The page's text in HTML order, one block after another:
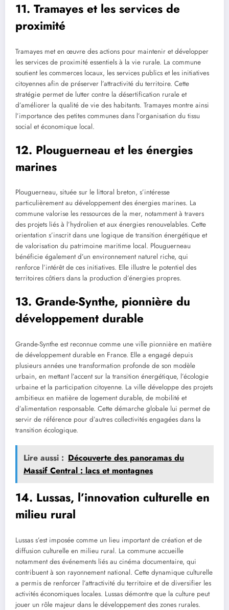
11. Tramayes et les services de
proximité
Tramayes met en œuvre des actions pour maintenir et développer
les services de proximité essentiels à la vie rurale. La commune
soutient les commerces locaux, les services publics et les initiatives
citoyennes afin de préserver l’attractivité du territoire. Cette
stratégie permet de lutter contre la désertification rurale et
d’améliorer la qualité de vie des habitants. Tramayes montre ainsi
l’importance des petites communes dans l’organisation du tissu
social et économique local.
12. Plouguerneau et les énergies
marines
Plouguerneau, située sur le littoral breton, s’intéresse
particulièrement au développement des énergies marines. La
commune valorise les ressources de la mer, notamment à travers
des projets liés à l’hydrolien et aux énergies renouvelables. Cette
orientation s’inscrit dans une logique de transition énergétique et
de valorisation du patrimoine maritime local. Plouguerneau
bénéficie également d’un environnement naturel riche, qui
renforce l’intérêt de ces initiatives. Elle illustre le potentiel des
territoires côtiers dans la production d’énergies propres.
13. Grande-Synthe, pionnière du
développement durable
Grande-Synthe est reconnue comme une ville pionnière en matière
de développement durable en France. Elle a engagé depuis
plusieurs années une transformation profonde de son modèle
urbain, en mettant l’accent sur la transition énergétique, l’écologie
urbaine et la participation citoyenne. La ville développe des projets
ambitieux en matière de logement durable, de mobilité et
d’alimentation responsable. Cette démarche globale lui permet de
servir de référence pour d’autres collectivités engagées dans la
transition écologique.
Lire aussi : Découverte des panoramas du
Massif Central : lacs et montagnes
14. Lussas, l’innovation culturelle en
milieu rural
Lussas s’est imposée comme un lieu important de création et de
diffusion culturelle en milieu rural. La commune accueille
notamment des événements liés au cinéma documentaire, qui
contribuent à son rayonnement national. Cette dynamique culturelle
a permis de renforcer l’attractivité du territoire et de diversifier les
activités économiques locales. Lussas démontre que la culture peut
jouer un rôle majeur dans le développement des zones rurales.